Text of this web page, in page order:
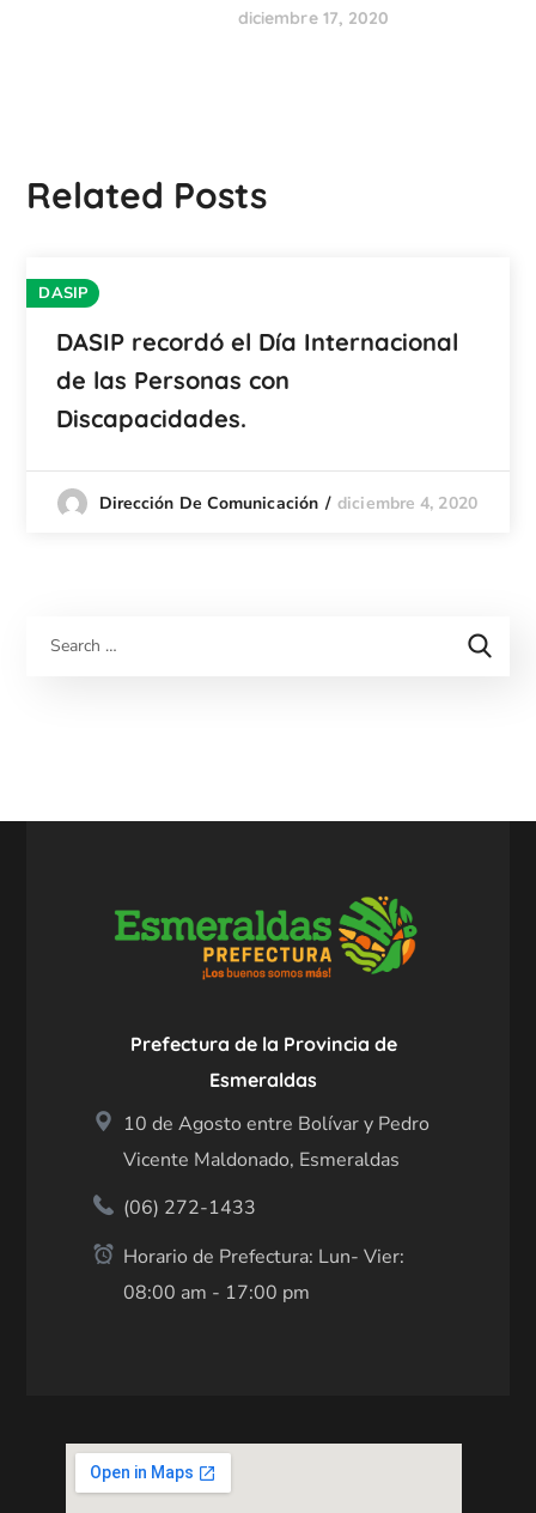
diciembre 17, 2020
Related Posts
DASIP
DASIP recordó el Día Internacional
de las Personas con
Discapacidades.
Dirección De Comunicación diciembre 4, 2020
Prefectura de la Provincia de
Esmeraldas
10 de Agosto entre Bolívar y Pedro
Vicente Maldonado, Esmeraldas
(06) 272-1433
Horario de Prefectura: Lun- Vier:
08:00 am - 17:00 pm